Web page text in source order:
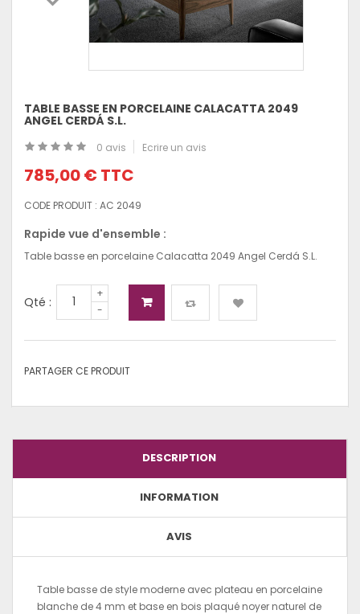
TABLE BASSE EN PORCELAINE CALACATTA 2049
ANGEL CERDÁ S.L.
0 avis Ecrire un avis
785,00 € TTC
CODE PRODUIT : AC 2049
Rapide vue d'ensemble :
Table basse en porcelaine Calacatta 2049 Angel Cerdá S.L.
Qté :
+
-
PARTAGER CE PRODUIT
DESCRIPTION
INFORMATION
AVIS
Table basse de style moderne avec plateau en porcelaine
blanche de 4 mm et base en bois plaqué noyer naturel de